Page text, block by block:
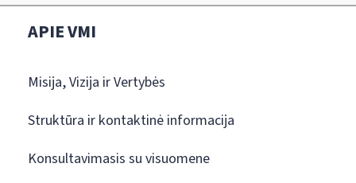
APIE VMI
Misija, Vizija ir Vertybės
Struktūra ir kontaktinė informacija
Konsultavimasis su visuomene